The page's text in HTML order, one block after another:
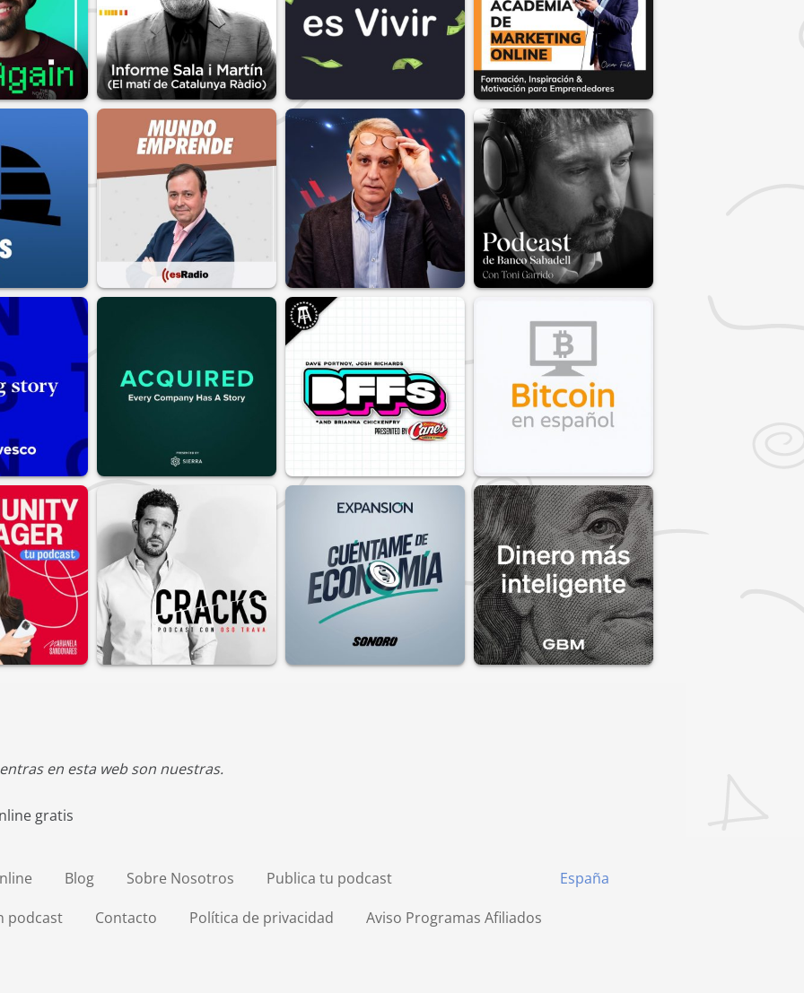
en esta web son nuestras.
gratis
España
Blog Sobre Nosotros
Publica tu podcast
podcast
Contacto Política de privacidad Aviso Programas Afiliados